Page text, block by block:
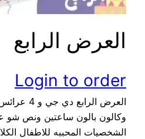
العرض الرابع
Login to order
العرض
وكالون بالون ساعتين ونص شو
الشخصيات المحببه للاطفال